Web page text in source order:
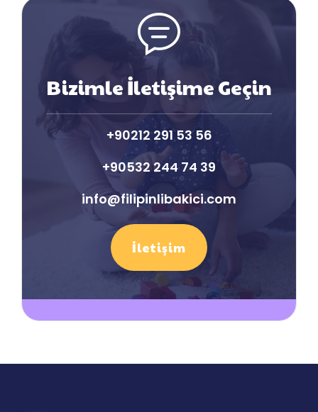
Bizimle İletişime Geçin
+90212 291 53 56
+90532 244 74 39
info@filipinlibakici.com
İletişim